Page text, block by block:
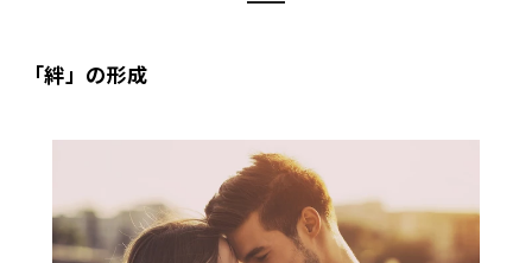
「絆」の形成